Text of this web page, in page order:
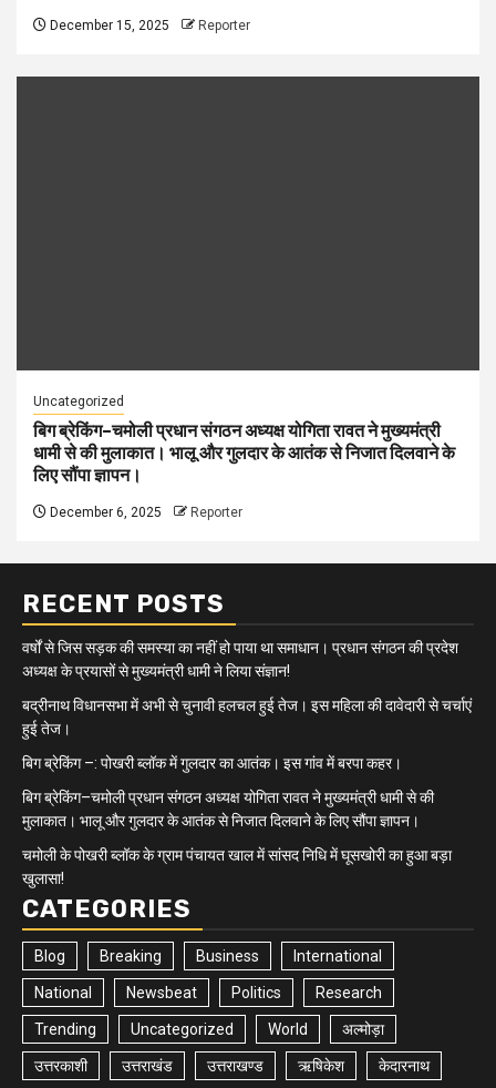
December 15, 2025 Reporter
Uncategorized
बिग ब्रेकिंग–चमोली प्रधान संगठन अध्यक्ष योगिता रावत ने मुख्यमंत्री
धामी से की मुलाकात। भालू और गुलदार के आतंक से निजात दिलवाने के
लिए सौंपा ज्ञापन।
December 6, 2025 Reporter
RECENT POSTS
वर्षों से जिस सड़क की समस्या का नहीं हो पाया था समाधान। प्रधान संगठन की प्रदेश
अध्यक्ष के प्रयासों से मुख्यमंत्री धामी ने लिया संज्ञान!
बद्रीनाथ विधानसभा में अभी से चुनावी हलचल हुई तेज। इस महिला की दावेदारी से चर्चाएं
हुई तेज।
बिग ब्रेकिंग –: पोखरी ब्लॉक में गुलदार का आतंक। इस गांव में बरपा कहर।
बिग ब्रेकिंग–चमोली प्रधान संगठन अध्यक्ष योगिता रावत ने मुख्यमंत्री धामी से की
मुलाकात। भालू और गुलदार के आतंक से निजात दिलवाने के लिए सौंपा ज्ञापन।
चमोली के पोखरी ब्लॉक के ग्राम पंचायत खाल में सांसद निधि में घूसखोरी का हुआ बड़ा
खुलासा!
CATEGORIES
Blog Breaking Business International
National Newsbeat Politics Research
Trending Uncategorized World अल्मोड़ा
उत्तरकाशी उत्तराखंड उत्तराखण्ड ऋषिकेश केदारनाथ